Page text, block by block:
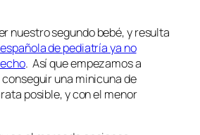
nuestro segundo bebé, y resulta
de pediatría ya no
. Así que empezamos a
una minicuna de
posible, y con el menor